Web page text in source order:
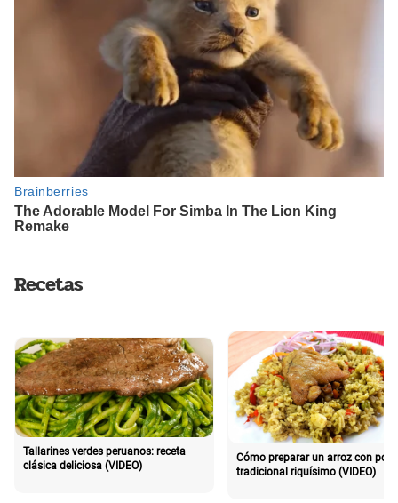
Recetas
Tallarines verdes peruanos: receta
clásica deliciosa (VIDEO)
Cómo preparar un arroz con pollo
tradicional riquísimo (VIDEO)